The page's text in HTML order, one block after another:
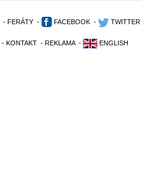
- FERÁTY - FACEBOOK - TWITTER
- KONTAKT - REKLAMA - ENGLISH